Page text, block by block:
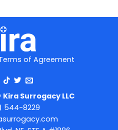
of Agreement
Kira Surrogacy LLC
544-8229